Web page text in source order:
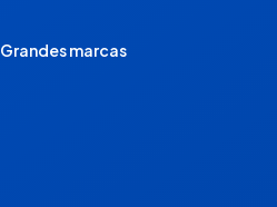
Grandes marcas